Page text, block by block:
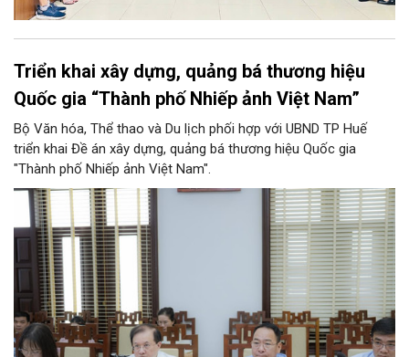
Triển khai xây dựng, quảng bá thương hiệu
Quốc gia “Thành phố Nhiếp ảnh Việt Nam”
Bộ Văn hóa, Thể thao và Du lịch phối hợp với UBND TP Huế
triển khai Đề án xây dựng, quảng bá thương hiệu Quốc gia
"Thành phố Nhiếp ảnh Việt Nam".